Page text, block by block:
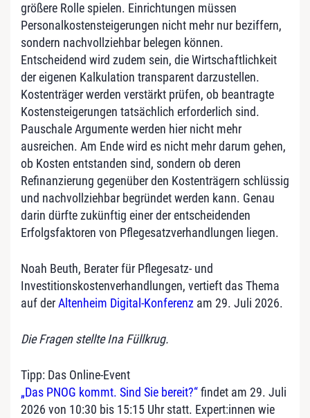
größere Rolle spielen. Einrichtungen müssen
Personalkostensteigerungen nicht mehr nur beziffern,
sondern nachvollziehbar belegen können.
Entscheidend wird zudem sein, die Wirtschaftlichkeit
der eigenen Kalkulation transparent darzustellen.
Kostenträger werden verstärkt prüfen, ob beantragte
Kostensteigerungen tatsächlich erforderlich sind.
Pauschale Argumente werden hier nicht mehr
ausreichen. Am Ende wird es nicht mehr darum gehen,
ob Kosten entstanden sind, sondern ob deren
Refinanzierung gegenüber den Kostenträgern schlüssig
und nachvollziehbar begründet werden kann. Genau
darin dürfte zukünftig einer der entscheidenden
Erfolgsfaktoren von Pflegesatzverhandlungen liegen.
Noah Beuth, Berater für Pflegesatz- und
Investitionskostenverhandlungen, vertieft das Thema
auf derAltenheim Digital-Konferenz am 29. Juli 2026.
Die Fragen stellte Ina Füllkrug.
Tipp: Das Online-Event
„Das PNOG kommt. Sind Sie bereit?“findet am 29. Juli
2026 von 10:30 bis 15:15 Uhr statt. Expert:innen wie